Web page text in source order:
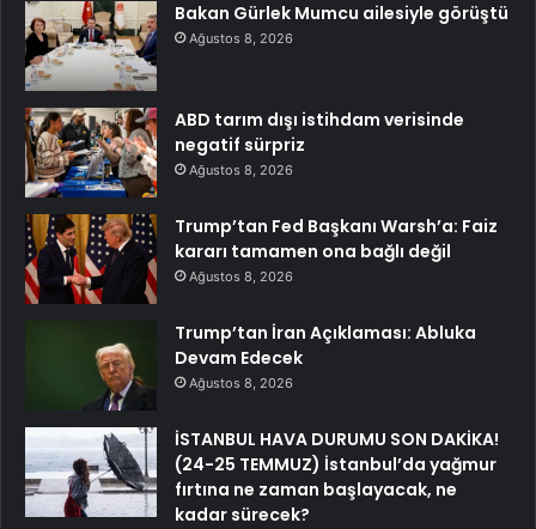
Bakan Gürlek Mumcu ailesiyle görüştü
Ağustos 8, 2026
ABD tarım dışı istihdam verisinde
negatif sürpriz
Ağustos 8, 2026
Trump’tan Fed Başkanı Warsh’a: Faiz
kararı tamamen ona bağlı değil
Ağustos 8, 2026
Trump’tan İran Açıklaması: Abluka
Devam Edecek
Ağustos 8, 2026
İSTANBUL HAVA DURUMU SON DAKİKA!
(24-25 TEMMUZ) İstanbul’da yağmur
fırtına ne zaman başlayacak, ne
kadar sürecek?